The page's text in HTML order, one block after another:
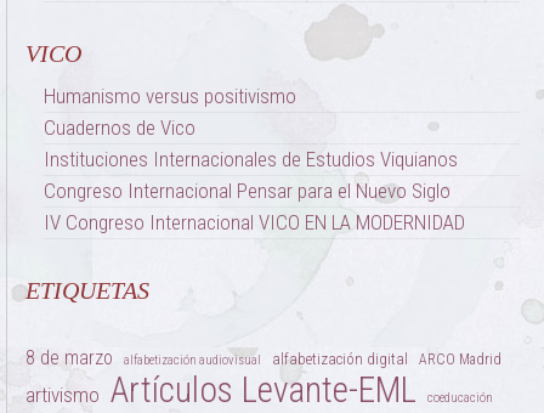
VICO
Humanismo versus positivismo
Cuadernos de Vico
Instituciones Internacionales de Estudios Viquianos
Congreso Internacional Pensar para el Nuevo Siglo
IV Congreso Internacional VICO EN LA MODERNIDAD
ETIQUETAS
8 de marzo alfabetización audiovisual alfabetización digital ARCO Madrid
artivismo Artículos Levante-EML coeducación